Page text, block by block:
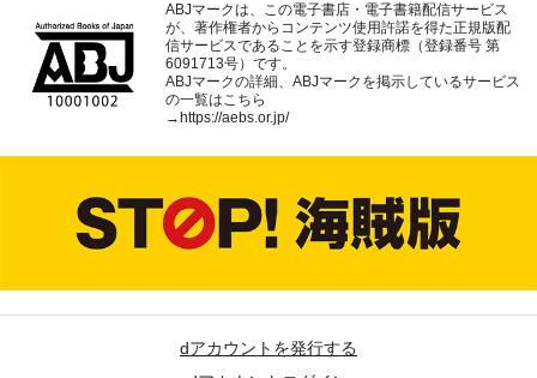
ABJマークは、この電子書店・電子書籍配信サービス
が、著作権者からコンテンツ使用許諾を得た正規版配
信サービスであることを示す登録商標（登録番号 第
6091713号）です。
ABJマークの詳細、ABJマークを掲示しているサービス
の一覧はこちら
→ https://aebs.or.jp/
dアカウントを発行する